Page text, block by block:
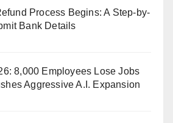
Process Begins: A Step-by-
Bank Details
8,000 Employees Lose Jobs
Aggressive A.I. Expansion